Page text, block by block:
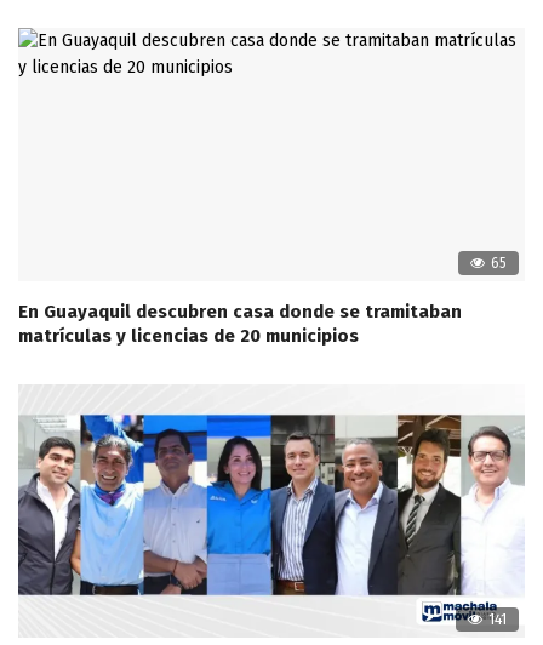
65
En Guayaquil descubren casa donde se tramitaban
matrículas y licencias de 20 municipios
141